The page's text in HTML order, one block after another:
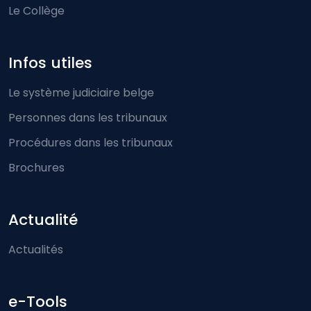
Le Collège
Infos utiles
Le système judiciaire belge
Personnes dans les tribunaux
Procédures dans les tribunaux
Brochures
Actualité
Actualités
e-Tools